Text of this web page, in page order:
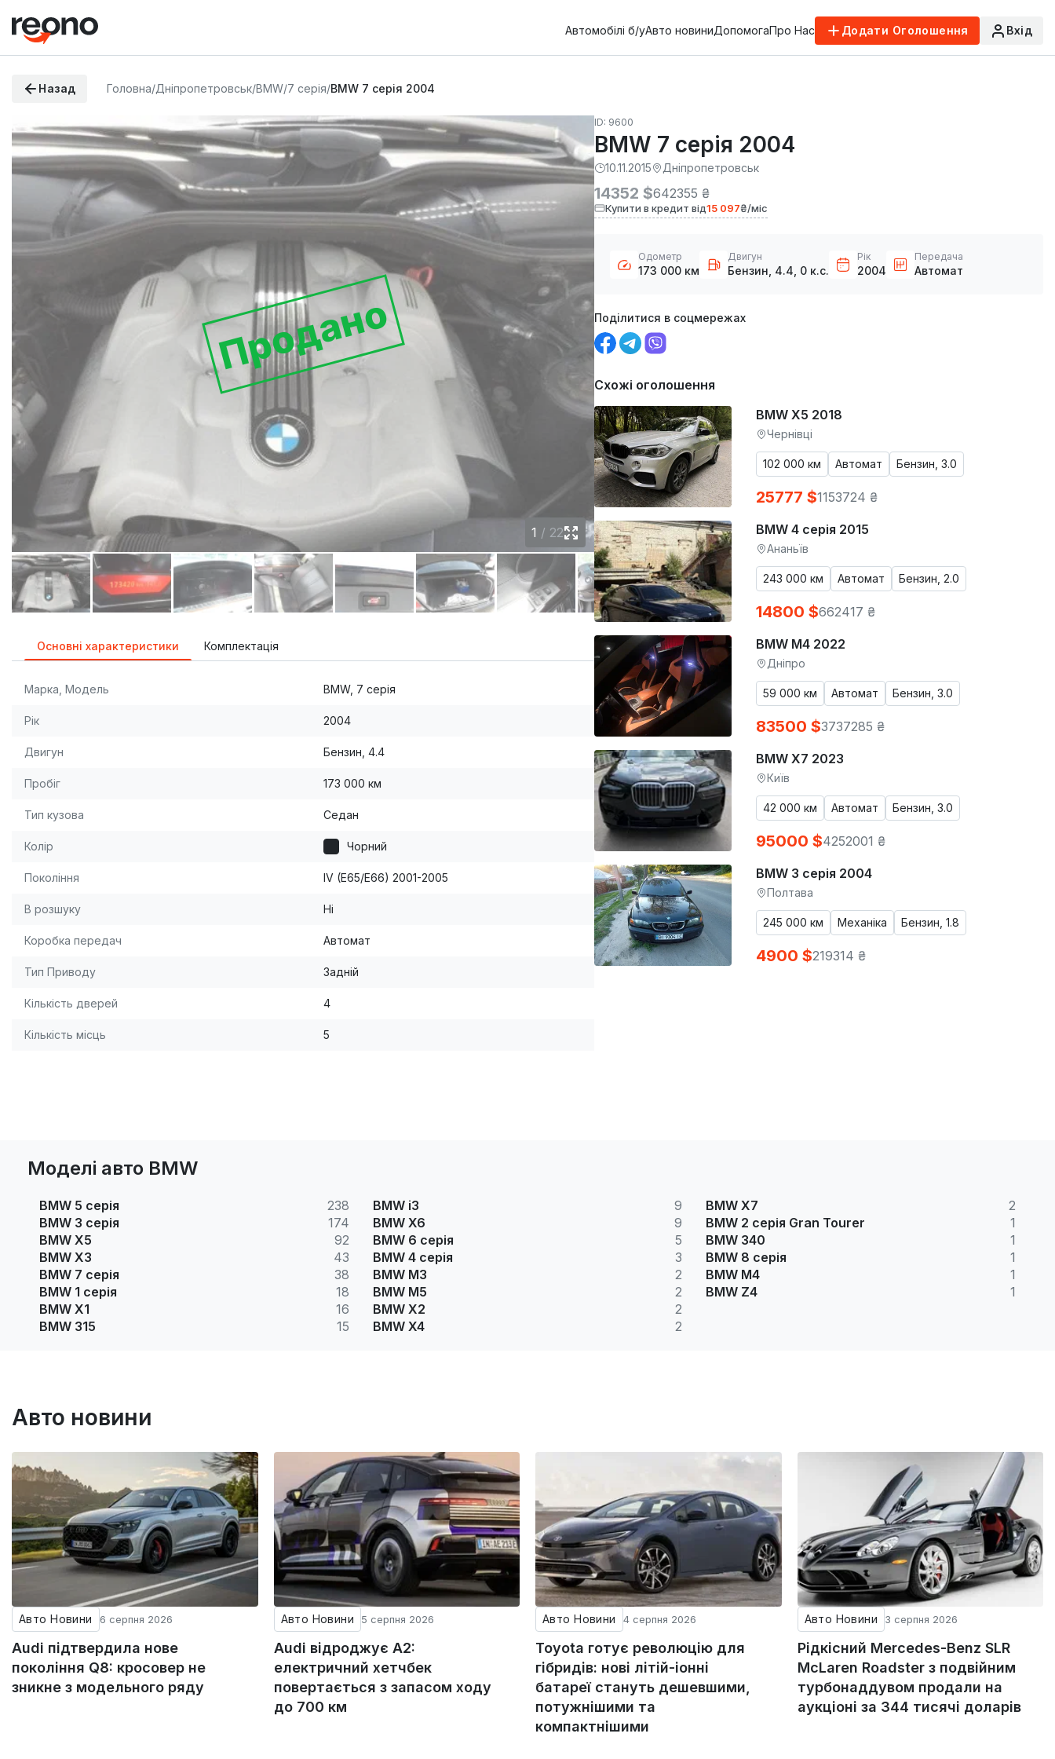
Автомобілі б/уАвто новиниДопомогаПро Нас Додати Оголошення Вхід
Назад Головна/Дніпропетровськ/BMW/7 серія/BMW 7 серія 2004
Продано
1 / 22
Основні характеристики Комплектація
Марка, Модель BMW, 7 серія
Рік 2004
Двигун Бензин, 4.4
Пробіг 173 000 км
Тип кузова Седан
Колір Чорний
Покоління IV (E65/E66) 2001-2005
В розшуку Ні
Коробка передач Автомат
Тип Приводу Задній
Кількість дверей 4
Кількість місць 5
ID: 9600
BMW 7 серія 2004
10.11.2015 Дніпропетровськ
14352 $642355 ₴
Купити в кредит від15 097₴/міс
Одометр
173 000 км
Двигун
Бензин, 4.4, 0 к.с.
Рік
2004
Передача
Автомат
Поділитися в соцмережах
Схожі оголошення
BMW X5 2018
Чернівці
102 000 км Автомат Бензин, 3.0
25777 $1153724 ₴
BMW 4 серія 2015
Ананьїв
243 000 км Автомат Бензин, 2.0
14800 $662417 ₴
BMW M4 2022
Дніпро
59 000 км Автомат Бензин, 3.0
83500 $3737285 ₴
BMW X7 2023
Київ
42 000 км Автомат Бензин, 3.0
95000 $4252001 ₴
BMW 3 серія 2004
Полтава
245 000 км Механіка Бензин, 1.8
4900 $219314 ₴
Моделі авто BMW
BMW 5 серія
238
BMW 3 серія
174
BMW X5
92
BMW X3
43
BMW 7 серія
38
BMW 1 серія
18
BMW X1
16
BMW 315
15
BMW i3
9
BMW X6
9
BMW 6 серія
5
BMW 4 серія
3
BMW M3
2
BMW M5
2
BMW X2
2
BMW X4
2
BMW X7
2
BMW 2 серія Gran Tourer
1
BMW 340
1
BMW 8 серія
1
BMW M4
1
BMW Z4
1
Авто новини
Авто Новини 6 серпня 2026
Audi підтвердила нове
покоління Q8: кросовер не
зникне з модельного ряду
Авто Новини 5 серпня 2026
Audi відроджує A2:
електричний хетчбек
повертається з запасом ходу
до 700 км
Авто Новини 4 серпня 2026
Toyota готує революцію для
гібридів: нові літій-іонні
батареї стануть дешевшими,
потужнішими та
компактнішими
Авто Новини 3 серпня 2026
Рідкісний Mercedes-Benz SLR
McLaren Roadster з подвійним
турбонаддувом продали на
аукціоні за 344 тисячі доларів